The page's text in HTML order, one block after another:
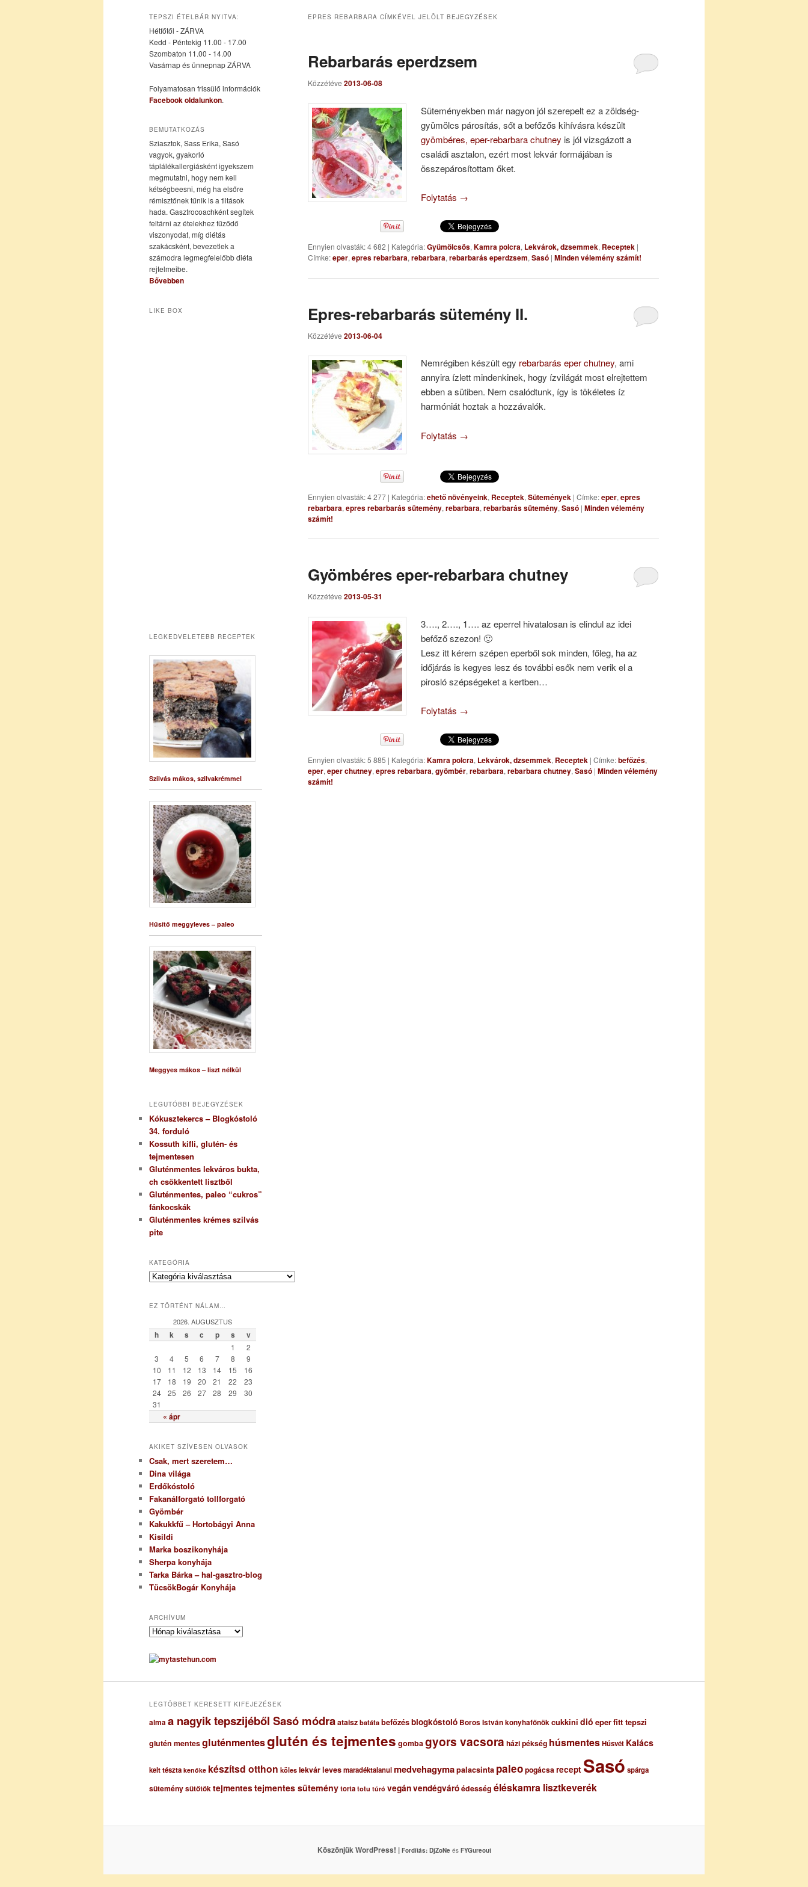
elsődleges
tartalomra
másodlagos
tartalomra
EPRES REBARBARA CÍMKÉVEL JELÖLT BEJEGYZÉSEK
Rebarbarás eperdzsem
Közzétéve 2013-06-08
Süteményekben már nagyon jól szerepelt ez a zöldség-
gyümölcs párosítás, sőt a befőzős kihívásra készült
gyömbéres, eper-rebarbara chutney is jól vizsgázott a
családi asztalon, ezért most lekvár formájában is
összepárosítottam őket.
Folytatás →
Ennyien olvasták: 4 682 | Kategória:Gyümölcsös, Kamra polcra, Lekvárok, dzsemmek, Receptek |
Címke:eper, epres rebarbara, rebarbara, rebarbarás eperdzsem, Sasó | Minden vélemény számít!
Epres-rebarbarás sütemény II.
Közzétéve 2013-06-04
Nemrégiben készült egy rebarbarás eper chutney, ami
annyira ízlett mindenkinek, hogy ízvilágát most elrejtettem
ebben a sütiben. Nem csalódtunk, így is tökéletes íz
harmóniát hoztak a hozzávalók.
Folytatás →
Ennyien olvasták: 4 277 | Kategória:ehető növényeink, Receptek, Sütemények | Címke:eper, epres
rebarbara, epres rebarbarás sütemény, rebarbara, rebarbarás sütemény, Sasó | Minden vélemény
számít!
Gyömbéres eper-rebarbara chutney
Közzétéve 2013-05-31
3…., 2…., 1…. az eperrel hivatalosan is elindul az idei
befőző szezon! 🙂
Lesz itt kérem szépen eperből sok minden, főleg, ha az
időjárás is kegyes lesz és további esők nem verik el a
pirosló szépségeket a kertben…
Folytatás →
Ennyien olvasták: 5 885 | Kategória:Kamra polcra, Lekvárok, dzsemmek, Receptek | Címke:befőzés,
eper, eper chutney, epres rebarbara, gyömbér, rebarbara, rebarbara chutney, Sasó | Minden vélemény
számít!
TEPSZI ÉTELBÁR NYITVA:
Hétfőtől - ZÁRVA
Kedd - Péntekig 11.00 - 17.00
Szombaton 11.00 - 14.00
Vasárnap és ünnepnap ZÁRVA
Folyamatosan frissülő információk
Facebook oldalunkon.
BEMUTATKOZÁS
Sziasztok, Sass Erika, Sasó
vagyok, gyakorló
táplálékallergiásként igyekszem
megmutatni, hogy nem kell
kétségbeesni, még ha elsőre
rémisztőnek tűnik is a tiltások
hada. Gasztrocoachként segítek
feltárni az ételekhez fűződő
viszonyodat, míg diétás
szakácsként, bevezetlek a
számodra legmegfelelőbb diéta
rejtelmeibe.
Bővebben
LIKE BOX
LEGKEDVELETEBB RECEPTEK
Szilvás mákos, szilvakrémmel
Hűsítő meggyleves – paleo
Meggyes mákos – liszt nélkül
LEGUTÓBBI BEJEGYZÉSEK
Kókusztekercs – Blogkóstoló
34. forduló
Kossuth kifli, glutén- és
tejmentesen
Gluténmentes lekváros bukta,
ch csökkentett lisztből
Gluténmentes, paleo “cukros”
fánkocskák
Gluténmentes krémes szilvás
pite
KATEGÓRIA
K
e
r
EZ TÖRTÉNT NÁLAM…
2026. AUGUSZTUS
h k s c p s v
« ápr
1
2
3
4 5 6 7 8
9
10
11 12 13 14 15
16
17
18 19 20 21 22
23
24
25 26 27 28 29
30
31
AKIKET SZÍVESEN OLVASOK
Csak, mert szeretem…
Dina világa
Erdőkóstoló
Fakanálforgató tollforgató
Gyömbér
Kakukkfű – Hortobágyi Anna
Kisildi
Marka boszikonyhája
Sherpa konyhája
Tarka Bárka – hal-gasztro-blog
TücsökBogár Konyhája
ARCHÍVUM
A
c
h
uLEGTÖBBET KERESETT KIFEJEZÉSEK
almaa nagyik tepszijéből Sasó módraataisz batáta befőzésblogkóstoló Boros István konyhafőnökcukkini dió eperfitt tepszi
glutén mentesgluténmentesglutén és tejmentes gombagyors vacsora házi pékség húsmentesHúsvét Kalács
kelt tészta kenőke készítsd otthon köles lekvárlevesmaradéktalanulmedvehagymapalacsinta paleopogácsarecept Sasó spárga
süteménysütőtöktejmentestejmentes süteménytorta totu túró vegánvendégváróédesség éléskamra lisztkeverék
Köszönjük WordPress! | Fordítás: DjZoNeés FYGureout